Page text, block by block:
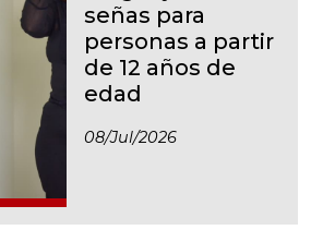
señas para
personas a partir
de 12 años de
edad
08/jul/2026